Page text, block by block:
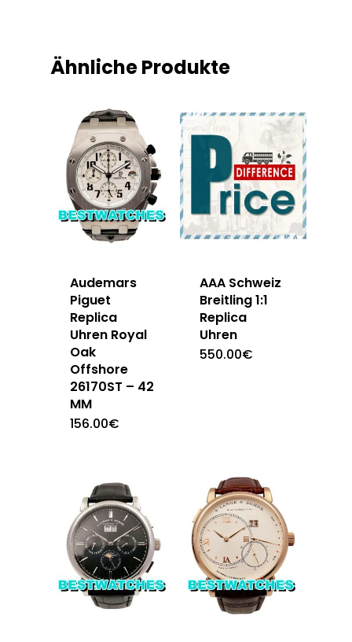
Ähnliche Produkte
Audemars
Piguet
Replica
Uhren Royal
Oak
Offshore
26170ST – 42
MM
156.00€
AAA Schweiz
Breitling 1:1
Replica
Uhren
550.00€